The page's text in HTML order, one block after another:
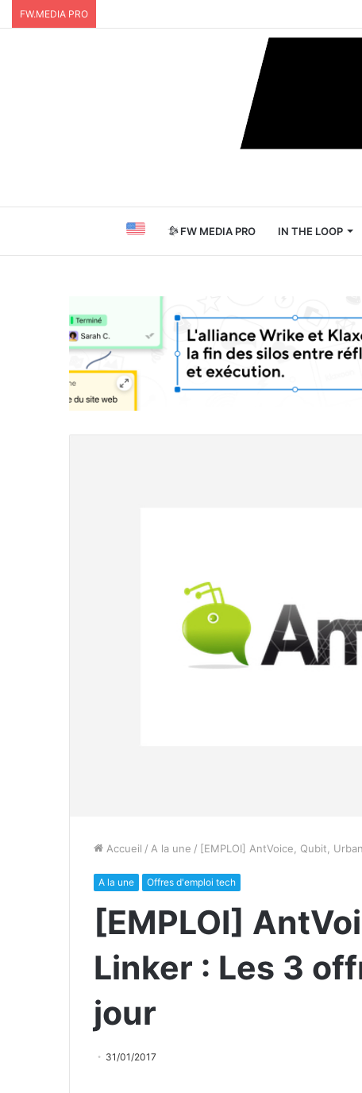
FW.MEDIA PRO
FW MEDIA PRO IN THE LOOP
Accueil / A la une / [EMPLOI]​ AntVoice, Qubit,
A la une Offres d'emploi tech
[EMPLOI]​
Linker ​: Les 3
jour
31/01/2017